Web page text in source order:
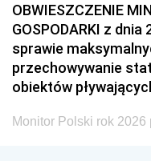
OBWIESZCZENIE
GOSPODARKI z
sprawie
przechowywanie
obiektów
Monitor Polski rok 2026